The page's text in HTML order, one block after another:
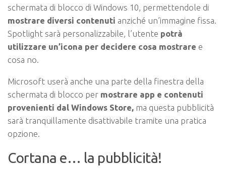
schermata di blocco di Windows 10, permettendole di
mostrare diversi contenuti anziché un’immagine fissa.
Spotlight sarà personalizzabile, l’utente potrà
utilizzare un’icona per decidere cosa mostrare e
cosa no.
Microsoft userà anche una parte della finestra della
schermata di blocco per mostrare app e contenuti
provenienti dal Windows Store, ma questa pubblicità
sarà tranquillamente disattivabile tramite una pratica
opzione.
Cortana e… la pubblicità!